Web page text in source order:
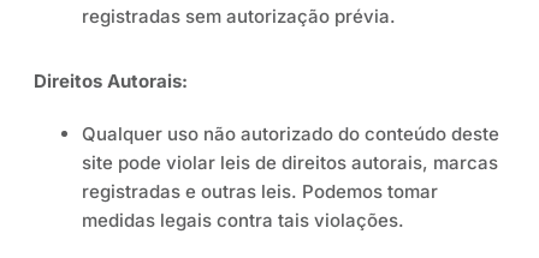
registradas sem autorização prévia.
Direitos Autorais:
Qualquer uso não autorizado do conteúdo deste
site pode violar leis de direitos autorais, marcas
registradas e outras leis. Podemos tomar
medidas legais contra tais violações.